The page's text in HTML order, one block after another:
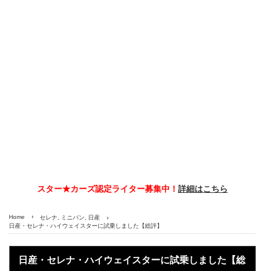
スター★カーズ認定ライター募集中！ 詳細はこちら
Home セレナ ミニバン
日産
日産・セレナ・ハイウェイスターに試乗しました【総評】
日産・セレナ・ハイウェイスターに試乗しました【総